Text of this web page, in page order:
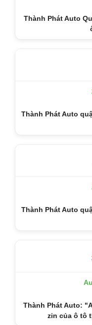
Thành Phát Auto
Thành Phát Auto
Thành Phát Auto
Thành Phát Auto:
zin của ô tô